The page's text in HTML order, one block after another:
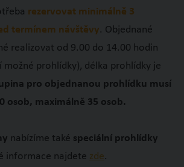
rezervovat minimálně 3
termínem návštěvy. Objednané
realizovat od 9.00 do 14.00 hodin
možné prohlídky), délka prohlídky je
pro objednanou prohlídku musí
osob, maximálně 35 osob.
nabízíme také speciální prohlídky
informace najdete zde.